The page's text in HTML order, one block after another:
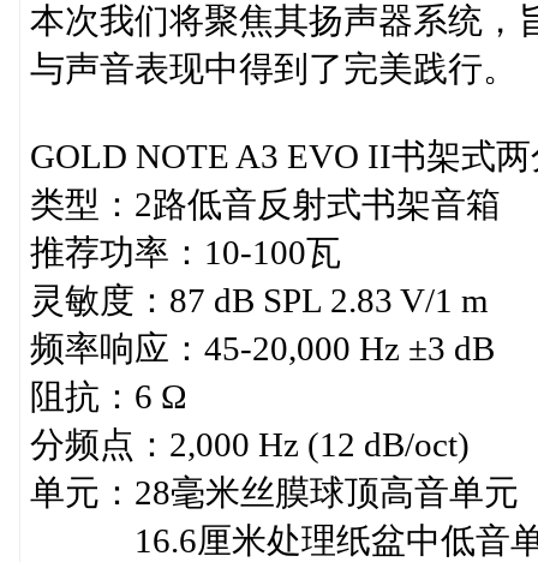
本次我们将聚焦其扬声器系统，
与声音表现中得到了完美践行。
GOLD NOTE A3 EVO II书架式
类型：2路低音反射式书架音箱
推荐功率：10-100瓦
灵敏度：87 dB SPL 2.83 V/1 m
频率响应：45-20,000 Hz ±3 dB
阻抗：6 Ω
分频点：2,000 Hz (12 dB/oct)
单元：28毫米丝膜球顶高音单元
16.6厘米处理纸盆中低音